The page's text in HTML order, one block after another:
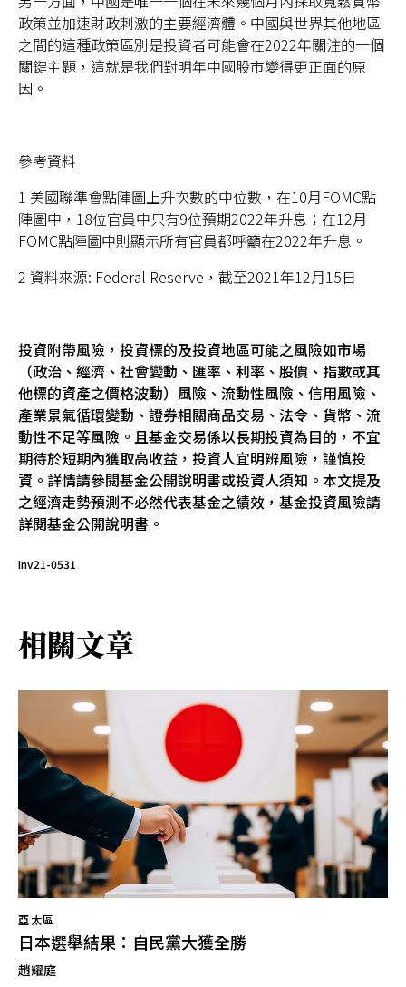
政策並加速財政刺激的主要經濟體。中國與世界其他地區
之間的這種政策區別是投資者可能會在2022年關注的一個
關鍵主題，這就是我們對明年中國股市變得更正面的原
因。
參考資料
1 美國聯準會點陣圖上升次數的中位數，在10月FOMC點
陣圖中，18位官員中只有9位預期2022年升息；在12月
FOMC點陣圖中則顯示所有官員都呼籲在2022年升息。
2 資料來源: Federal Reserve，截至2021年12月15日
投資附帶風險，投資標的及投資地區可能之風險如市場
（政治、經濟、社會變動、匯率、利率、股價、指數或其
他標的資產之價格波動）風險、流動性風險、信用風險、
產業景氣循環變動、證券相關商品交易、法令、貨幣、流
動性不足等風險。且基金交易係以長期投資為目的，不宜
期待於短期內獲取高收益，投資人宜明辨風險，謹慎投
資。詳情請參閱基金公開說明書或投資人須知。本文提及
之經濟走勢預測不必然代表基金之績效，基金投資風險請
詳閱基金公開說明書。
Inv21-0531
相關文章
亞太區
日本選舉結果：自民黨大獲全勝
趙耀庭